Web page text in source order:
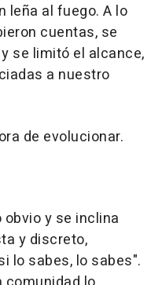
leña al fuego. A lo
cuentas, se
se limitó el alcance,
a nuestro
de evolucionar.
y se inclina
y discreto,
lo sabes, lo sabes".